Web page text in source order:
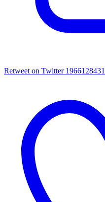
Retweet on Twitter